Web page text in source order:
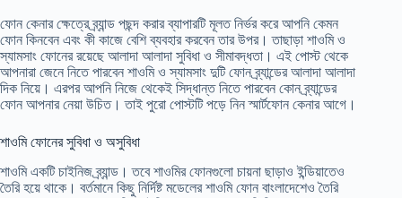
ফোন কেনার ক্ষেত্রে ব্র্যান্ড পছন্দ করার ব্যাপারটি মূলত নির্ভর করে আপনি কেমন
ফোন কিনবেন এবং কী কাজে বেশি ব্যবহার করবেন তার উপর। তাছাড়া শাওমি ও
স্যামসাং ফোনের রয়েছে আলাদা আলাদা সুবিধা ও সীমাবদ্ধতা। এই পোস্ট থেকে
আপনারা জেনে নিতে পারবেন শাওমি ও স্যামসাং দুটি ফোন ব্র্যান্ডের আলাদা আলাদা
দিক নিয়ে। এরপর আপনি নিজে থেকেই সিদ্ধান্ত নিতে পারবেন কোন ব্র্যান্ডের
ফোন আপনার নেয়া উচিত। তাই পুরো পোস্টটি পড়ে নিন স্মার্টফোন কেনার আগে।
শাওমি ফোনের সুবিধা ও অসুবিধা
শাওমি একটি চাইনিজ ব্র্যান্ড। তবে শাওমির ফোনগুলো চায়না ছাড়াও ইন্ডিয়াতেও
তৈরি হয়ে থাকে। বর্তমানে কিছু নির্দিষ্ট মডেলের শাওমি ফোন বাংলাদেশেও তৈরি